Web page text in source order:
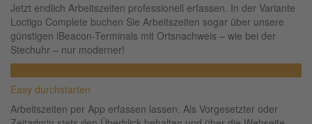
Jetzt endlich Arbeitszeiten professionell erfassen. In der Variante
Loctigo Complete buchen Sie Arbeitszeiten sogar über unsere
günstigen iBeacon-Terminals mit Ortsnachweis – wie bei der
Stechuhr – nur moderner!
Easy durchstarten
Arbeitszeiten per App erfassen lassen. Als Vorgesetzter oder